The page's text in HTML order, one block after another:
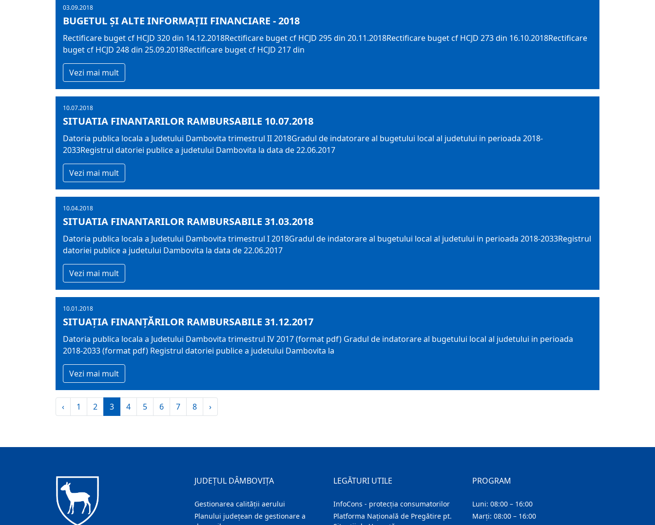
03.09.2018
BUGETUL ŞI ALTE INFORMAȚII FINANCIARE - 2018
Rectificare buget cf HCJD 320 din 14.12.2018Rectificare buget cf HCJD 295 din 20.11.2018Rectificare buget cf HCJD 273 din 16.10.2018Rectificare
buget cf HCJD 248 din 25.09.2018Rectificare buget cf HCJD 217 din
Vezi mai mult
10.07.2018
SITUATIA FINANTARILOR RAMBURSABILE 10.07.2018
Datoria publica locala a Judetului Dambovita trimestrul II 2018Gradul de indatorare al bugetului local al judetului in perioada 2018-
2033Registrul datoriei publice a judetului Dambovita la data de 22.06.2017
Vezi mai mult
10.04.2018
SITUATIA FINANTARILOR RAMBURSABILE 31.03.2018
Datoria publica locala a Judetului Dambovita trimestrul I 2018Gradul de indatorare al bugetului local al judetului in perioada 2018-2033Registrul
datoriei publice a judetului Dambovita la data de 22.06.2017
Vezi mai mult
10.01.2018
SITUAȚIA FINANȚĂRILOR RAMBURSABILE 31.12.2017
Datoria publica locala a Judetului Dambovita trimestrul IV 2017 (format pdf) Gradul de indatorare al bugetului local al judetului in perioada
2018-2033 (format pdf) Registrul datoriei publice a judetului Dambovita la
Vezi mai mult
‹ 1 2 3 4 5 6 7 8 ›
JUDEȚUL DÂMBOVIȚA
Gestionarea calității aerului
Planului județean de gestionare a
LEGĂTURI UTILE
InfoCons - protecția consumatorilor
Platforma Națională de Pregătire pt.
PROGRAM
Luni: 08:00 – 16:00
Marți: 08:00 – 16:00